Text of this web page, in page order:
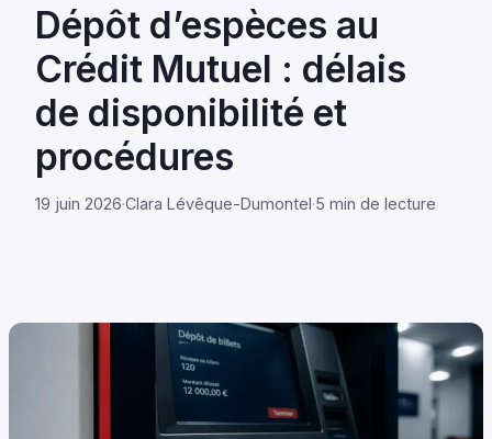
Dépôt d’espèces au
Crédit Mutuel : délais
de disponibilité et
procédures
19 juin 2026·Clara Lévêque-Dumontel·5 min de lecture